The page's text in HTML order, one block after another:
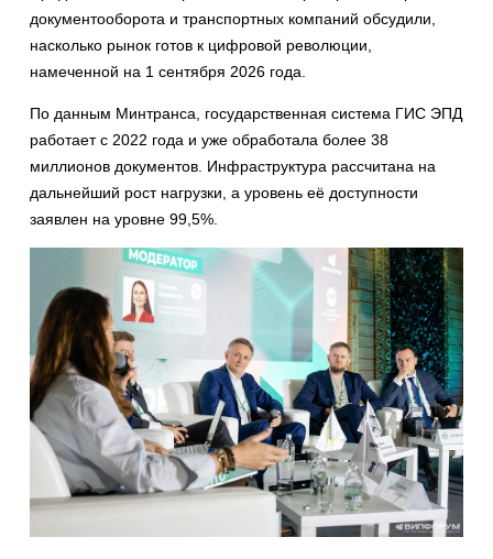
документооборота и транспортных компаний обсудили,
насколько рынок готов к цифровой революции,
намеченной на 1 сентября 2026 года.
По данным Минтранса, государственная система ГИС ЭПД
работает с 2022 года и уже обработала более 38
миллионов документов. Инфраструктура рассчитана на
дальнейший рост нагрузки, а уровень её доступности
заявлен на уровне 99,5%.